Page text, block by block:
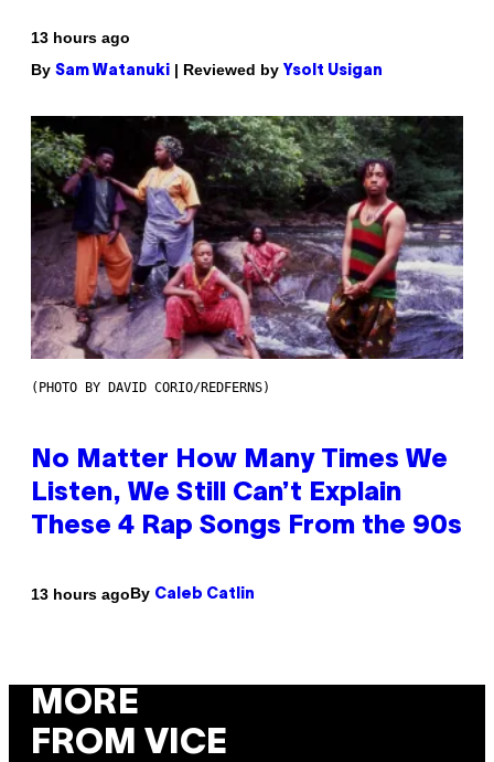
13 hours ago
By Sam Watanuki | Reviewed by Ysolt Usigan
(PHOTO BY DAVID CORIO/REDFERNS)
No Matter How Many Times We
Listen, We Still Can’t Explain
These 4 Rap Songs From the 90s
13 hours agoBy Caleb Catlin
MORE
FROM VICE